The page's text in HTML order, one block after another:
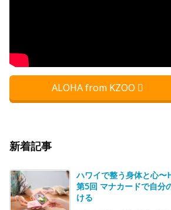
ALOHA from KZOO
新着記事
ハワイで整う身体と心〜
第5回 マナカードで自分
ける